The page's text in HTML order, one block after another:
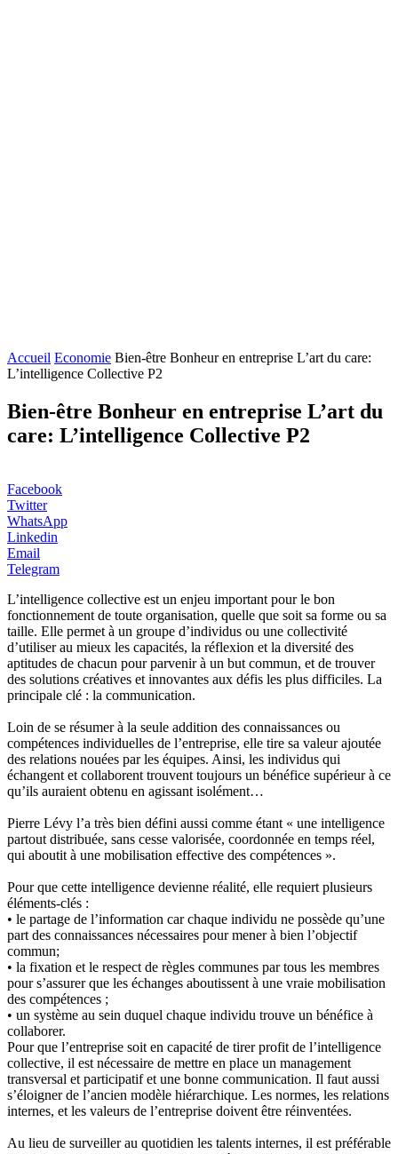
Accueil Economie Bien-être Bonheur en entreprise L’art du care:
L’intelligence Collective P2
Bien-être Bonheur en entreprise L’art du
care: L’intelligence Collective P2
Facebook
Twitter
WhatsApp
Linkedin
Email
Telegram
L’intelligence collective est un enjeu important pour le bon
fonctionnement de toute organisation, quelle que soit sa forme ou sa
taille. Elle permet à un groupe d’individus ou une collectivité
d’utiliser au mieux les capacités, la réflexion et la diversité des
aptitudes de chacun pour parvenir à un but commun, et de trouver
des solutions créatives et innovantes aux défis les plus difficiles. La
principale clé : la communication.
Loin de se résumer à la seule addition des connaissances ou
compétences individuelles de l’entreprise, elle tire sa valeur ajoutée
des relations nouées par les équipes. Ainsi, les individus qui
échangent et collaborent trouvent toujours un bénéfice supérieur à ce
qu’ils auraient obtenu en agissant isolément…
Pierre Lévy l’a très bien défini aussi comme étant « une intelligence
partout distribuée, sans cesse valorisée, coordonnée en temps réel,
qui aboutit à une mobilisation effective des compétences ».
Pour que cette intelligence devienne réalité, elle requiert plusieurs
éléments-clés :
• le partage de l’information car chaque individu ne possède qu’une
part des connaissances nécessaires pour mener à bien l’objectif
commun;
• la fixation et le respect de règles communes par tous les membres
pour s’assurer que les échanges aboutissent à une vraie mobilisation
des compétences ;
• un système au sein duquel chaque individu trouve un bénéfice à
collaborer.
Pour que l’entreprise soit en capacité de tirer profit de l’intelligence
collective, il est nécessaire de mettre en place un management
transversal et participatif et une bonne communication. Il faut aussi
s’éloigner de l’ancien modèle hiérarchique. Les normes, les relations
internes, et les valeurs de l’entreprise doivent être réinventées.
Au lieu de surveiller au quotidien les talents internes, il est préférable